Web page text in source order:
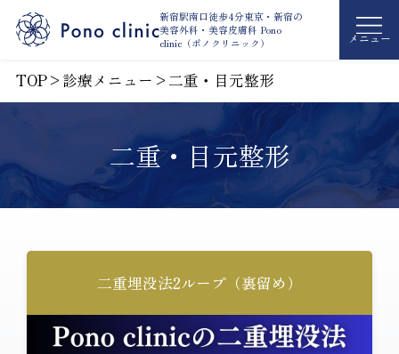
新宿駅南口徒歩4分東京・新宿の
美容外科・美容皮膚科 Pono
clinic（ポノクリニック）
メニュー
TOP> 診療メニュー >二重・目元整形
二重・目元整形
二重埋没法2ループ（裏留め）